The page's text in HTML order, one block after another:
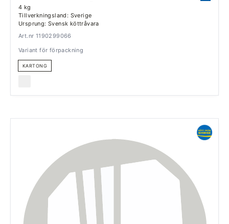
4 kg
Tillverkningsland: Sverige
Ursprung: Svensk köttråvara
Art.nr 1190299066
Variant för förpackning
KARTONG